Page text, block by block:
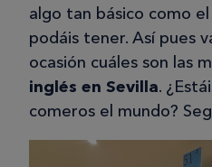
algo tan básico como
podáis tener. Así pues
ocasión cuáles son las
inglés en Sevilla.
comeros el mundo?